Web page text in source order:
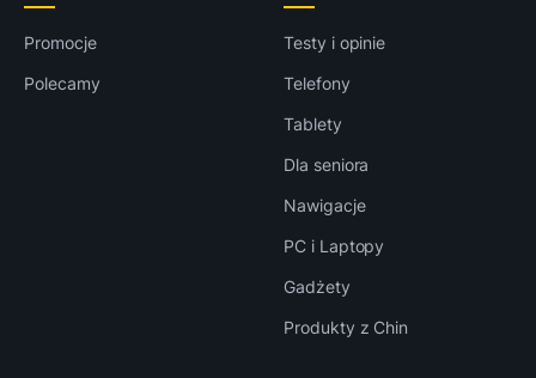
Promocje
Polecamy
Testy i opinie
Telefony
Tablety
Dla seniora
Nawigacje
PC i Laptopy
Gadżety
Produkty z Chin